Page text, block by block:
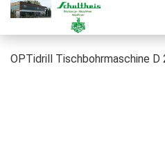
OPTidrill Tischbohrmaschine